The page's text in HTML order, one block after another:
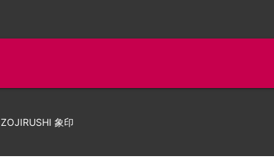
ZOJIRUSHI 象印